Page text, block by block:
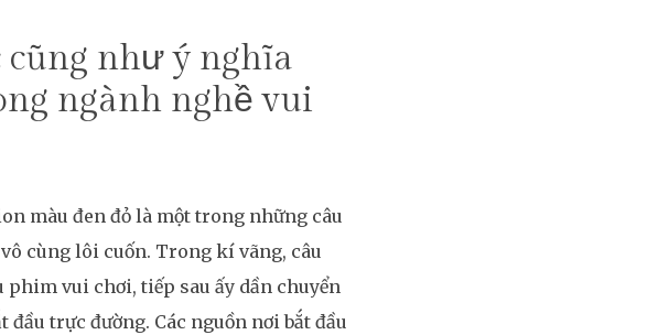
cũng như ý nghĩa
ngành nghề vui
màu đen đỏ là một trong những câu
cùng lôi cuốn. Trong kí vãng, câu
vui chơi, tiếp sau ấy dần chuyển
đầu trực đường. Các nguồn nơi bắt đầu